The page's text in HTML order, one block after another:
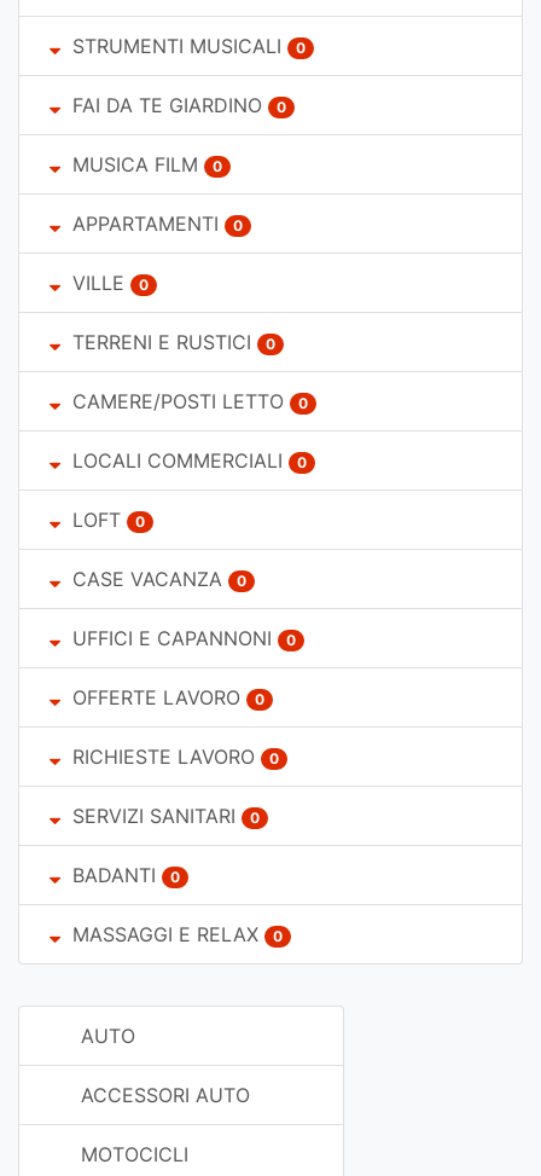
STRUMENTI MUSICALI 0
FAI DA TE GIARDINO 0
MUSICA FILM 0
APPARTAMENTI 0
VILLE 0
TERRENI E RUSTICI 0
CAMERE/POSTI LETTO 0
LOCALI COMMERCIALI 0
LOFT 0
CASE VACANZA 0
UFFICI E CAPANNONI 0
OFFERTE LAVORO 0
RICHIESTE LAVORO 0
SERVIZI SANITARI 0
BADANTI 0
MASSAGGI E RELAX 0
AUTO
ACCESSORI AUTO
MOTOCICLI